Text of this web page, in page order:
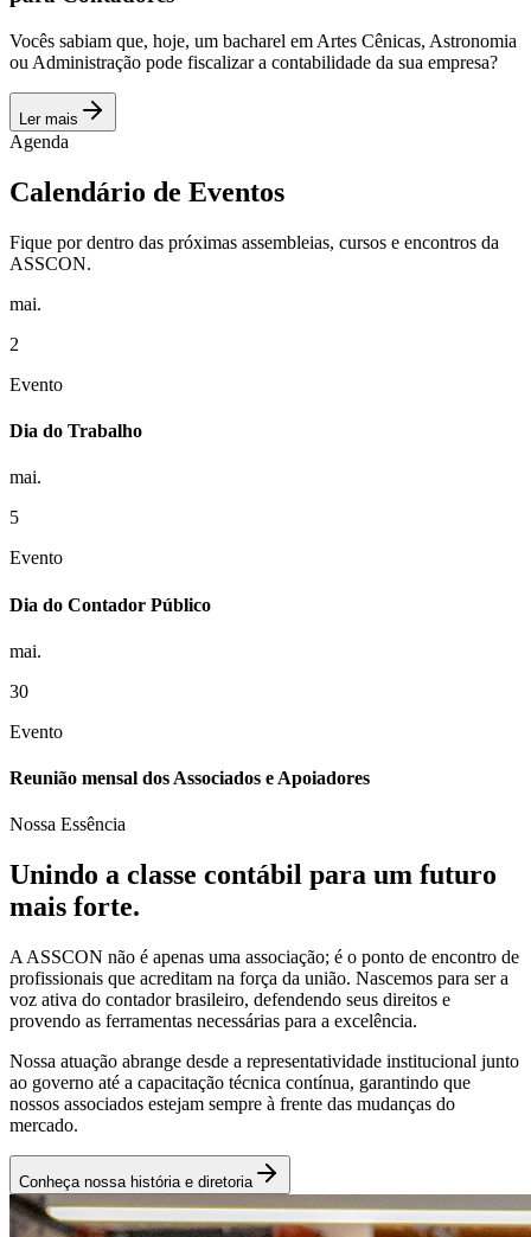
Vocês sabiam que, hoje, um bacharel em Artes Cênicas, Astronomia
ou Administração pode fiscalizar a contabilidade da sua empresa?
Ler mais
Agenda
Calendário de Eventos
Fique por dentro das próximas assembleias, cursos e encontros da
ASSCON.
mai.
2
Evento
Dia do Trabalho
mai.
5
Evento
Dia do Contador Público
mai.
30
Evento
Reunião mensal dos Associados e Apoiadores
Nossa Essência
Unindo a classe contábil para um futuro
mais forte.
A ASSCON não é apenas uma associação; é o ponto de encontro de
profissionais que acreditam na força da união. Nascemos para ser a
voz ativa do contador brasileiro, defendendo seus direitos e
provendo as ferramentas necessárias para a excelência.
Nossa atuação abrange desde a representatividade institucional junto
ao governo até a capacitação técnica contínua, garantindo que
nossos associados estejam sempre à frente das mudanças do
mercado.
Conheça nossa história e diretoria